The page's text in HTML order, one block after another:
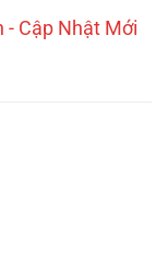
- Cập Nhật Mới